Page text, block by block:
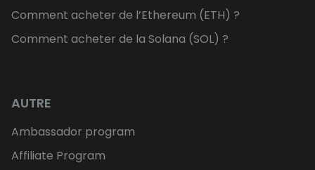
Comment acheter de l’Ethereum (ETH) ?
Comment acheter de la Solana (SOL) ?
AUTRE
Ambassador program
Affiliate Program